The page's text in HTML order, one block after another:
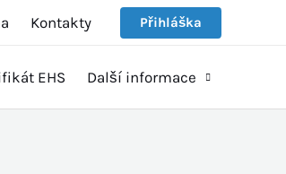
Kontakty Přihláška
EHS Další informace